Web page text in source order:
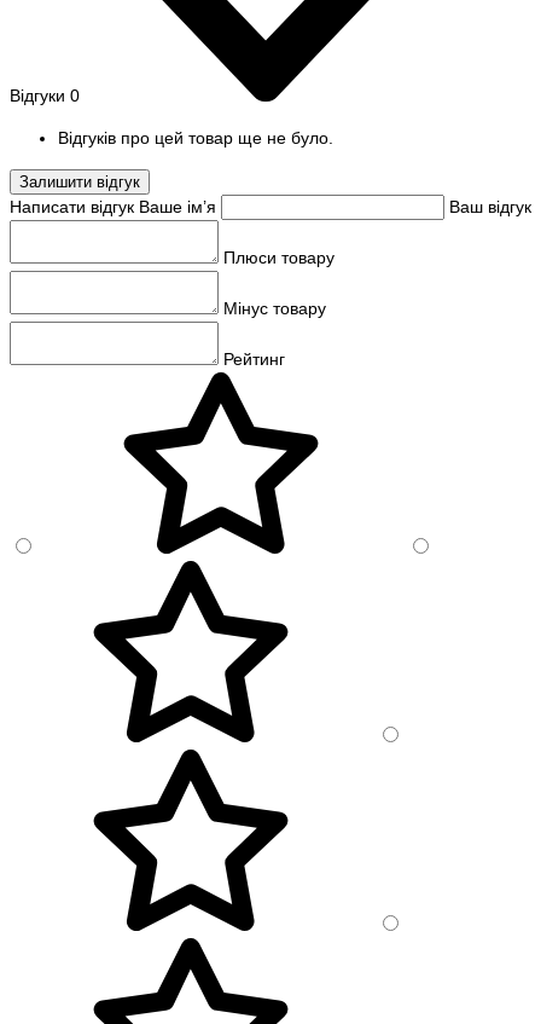
Відгуки 0
Відгуків про цей товар ще не було.
Залишити відгук
Написати відгук Ваше ім’я Ваш відгук
Плюси товару
Мінус товару
Рейтинг